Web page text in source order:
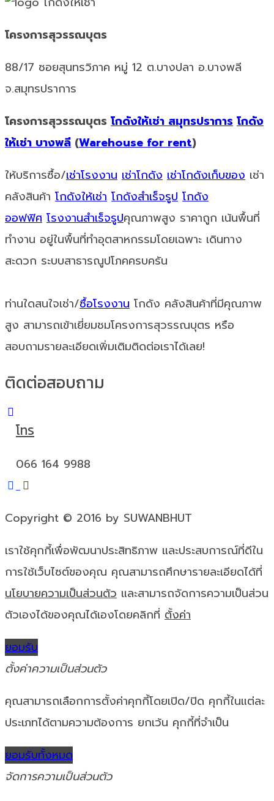
โครงการสุวรรณบุตร
88/17 ซอยสุนทรวิภาค หมู่ 12 ต.บางปลา อ.บางพลี
จ.สมุทรปราการ
โครงการสุวรรณบุตร โกดังให้เช่า สมุทรปราการ โกดัง
ให้เช่า บางพลี (Warehouse for rent)
ให้บริการซื้อ/เช่าโรงงาน เช่าโกดัง เช่าโกดังเก็บของ เช่า
คลังสินค้า โกดังให้เช่า โกดังสำเร็จรูป โกดัง
ออฟฟิศ โรงงานสำเร็จรูปคุณภาพสูง ราคาถูก เน้นพื้นที่
ทำงาน อยู่ในพื้นที่ทำอุตสาหกรรมโดยเฉพาะ เดินทาง
สะดวก ระบบสาธารณูปโภคครบครัน
ท่านใดสนใจเช่า/ซื้อโรงงาน โกดัง คลังสินค้าที่มีคุณภาพ
สูง สามารถเข้าเยี่ยมชมโครงการสุวรรณบุตร หรือ
สอบถามรายละเอียดเพิ่มเติมติดต่อเราได้เลย!
ติดต่อสอบถาม
โทร
066 164 9988
Copyright © 2016 by SUWANBHUT
เราใช้คุกกี้เพื่อพัฒนาประสิทธิภาพ และประสบการณ์ที่ดีใน
การใช้เว็บไซต์ของคุณ คุณสามารถศึกษารายละเอียดได้ที่
นโยบายความเป็นส่วนตัว และสามารถจัดการความเป็นส่วน
ตัวเองได้ของคุณได้เองโดยคลิกที่ ตั้งค่า
ยอมรับ
ตั้งค่าความเป็นส่วนตัว
คุณสามารถเลือกการตั้งค่าคุกกี้โดยเปิด/ปิด คุกกี้ในแต่ละ
ประเภทได้ตามความต้องการ ยกเว้น คุกกี้ที่จำเป็น
ยอมรับทั้งหมด
จัดการความเป็นส่วนตัว